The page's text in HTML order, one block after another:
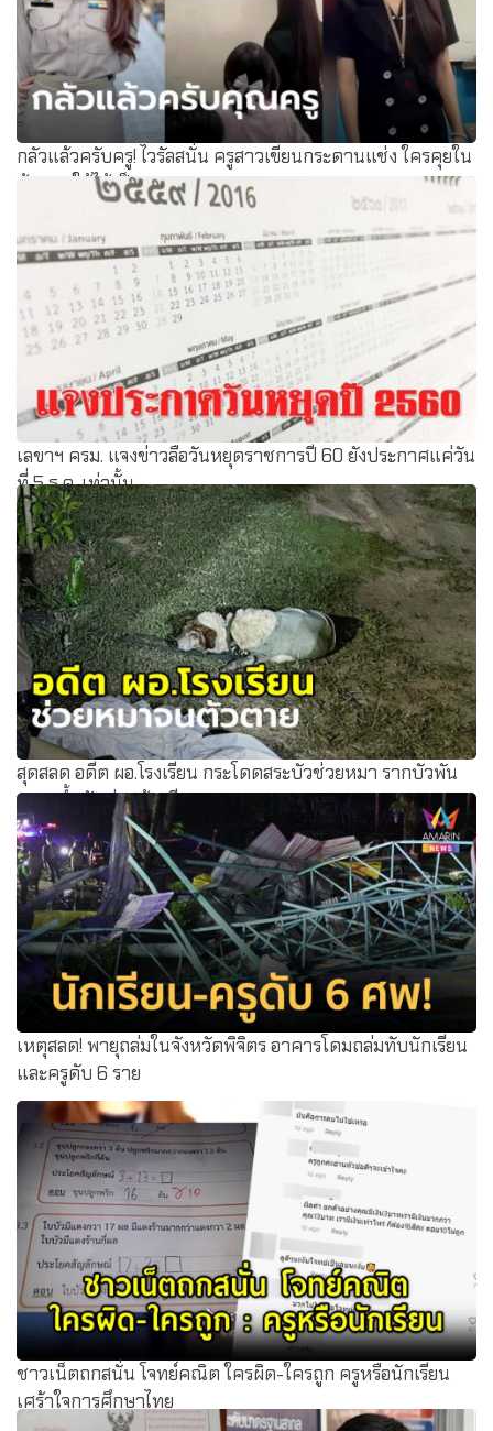
กลัวแล้วครับครู! ไวรัลสนั่น ครูสาวเขียนกระดานแช่ง ใครคุยใน
ห้อง ขอให้ได้เป็น...
เลขาฯ ครม. แจงข่าวลือวันหยุดราชการปี 60 ยังประกาศแค่วัน
ที่ 5 ธ.ค. เท่านั้น
สุดสลด อดีต ผอ.โรงเรียน กระโดดสระบัวช่วยหมา รากบัวพัน
ขาจมน้ำดับต่อหน้าเมีย
เหตุสลด! พายุถล่มในจังหวัดพิจิตร อาคารโดมถล่มทับนักเรียน
และครูดับ 6 ราย
ชาวเน็ตถกสนั่น โจทย์คณิต ใครผิด-ใครถูก ครูหรือนักเรียน
เศร้าใจการศึกษาไทย